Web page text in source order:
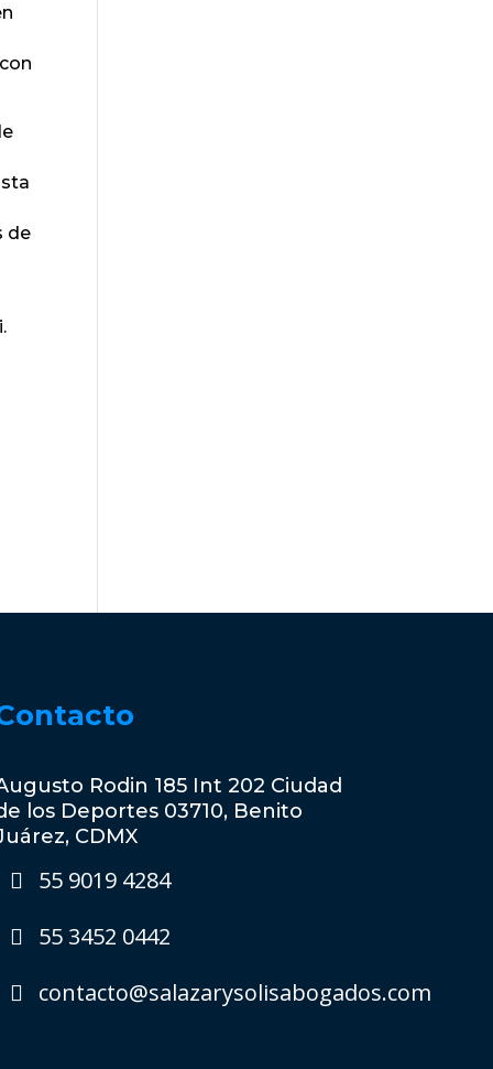
de
Rodin 185 Int 202 Ciudad
los Deportes 03710, Benito
CDMX
55 9019 4284
55 3452 0442
contacto@salazarysolisabogados.com